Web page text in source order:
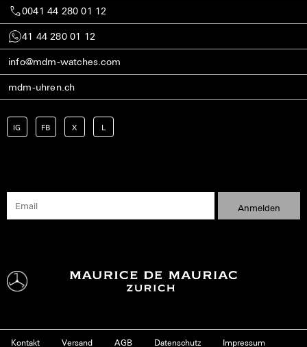
0041 44 280 01 12
41 44 280 01 12
info@mdm-watches.com
mdm-uhren.ch
IG FB X L
Kontakt Versand AGB Datenschutz Impressum